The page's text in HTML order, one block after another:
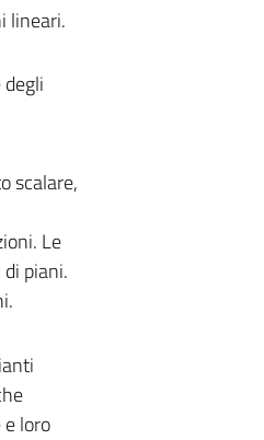
lineari.
scalare,
Le
piani.
loro